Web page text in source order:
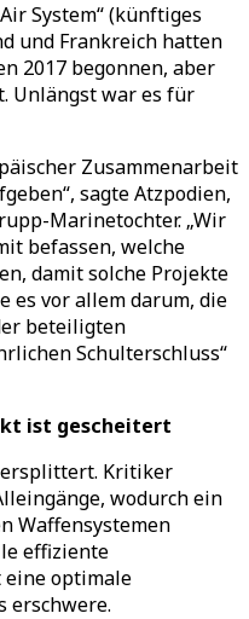
System“ (künftiges
und Frankreich hatten
2017 begonnen, aber
Unlängst war es für
Zusammenarbeit
sagte Atzpodien,
Marinetochter. „Wir
befassen, welche
damit solche Projekte
es vor allem darum, die
beteiligten
Schulterschluss“
ist gescheitert
Kritiker
wodurch ein
Waffensystemen
effiziente
eine optimale
erschwere.